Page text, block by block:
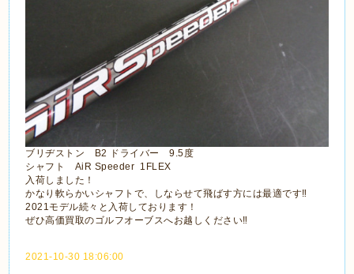
ブリヂストン B2 ドライバー 9.5度
シャフト AiR Speeder 1FLEX
入荷しました！
かなり軟らかいシャフトで、しならせて飛ばす方には最適です‼
2021モデル続々と入荷しております！
ぜひ高価買取のゴルフオーブスへお越しください‼
2021-10-30 18:06:00